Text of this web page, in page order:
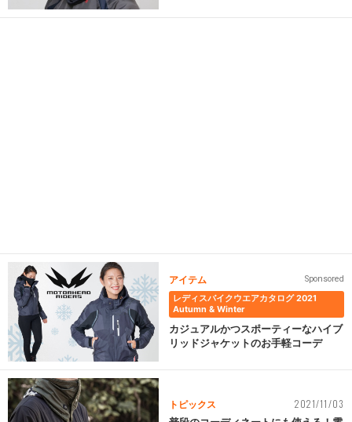
アイテム
Sponsored
レディスバイクウエアカタログ 2021
Autumn & Winter
カジュアルかつスポーティーなハイブ
リッドジャケットのお手軽コーデ
トピックス 2021/11/03